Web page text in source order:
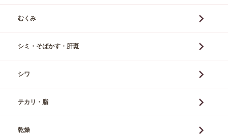
むくみ
シミ・そばかす・肝斑
シワ
テカリ・脂
乾燥